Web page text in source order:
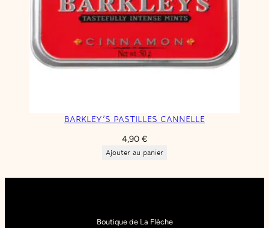
BARKLEY’S PASTILLES CANNELLE
4,90 €
Ajouter au panier
Boutique de La Flèche